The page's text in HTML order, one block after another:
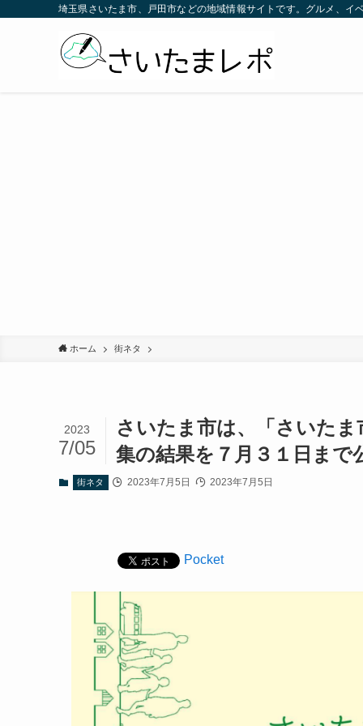
埼玉県さいたま市、戸田市などの地域情報サイトです。グルメ、
ホーム 街ネタ
さいたま市は、「さいた
集の結果を７月３１日まで
2023
7/05
街ネタ 2023年7月5日 2023年7月5日
Pocket